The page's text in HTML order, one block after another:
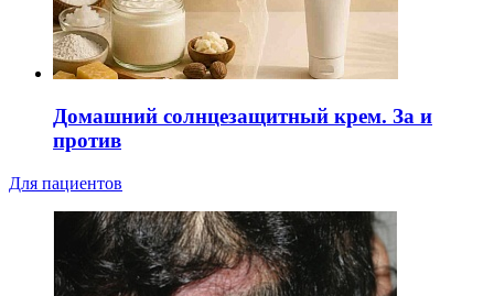
Домашний солнцезащитный крем. За и
против
Для пациентов